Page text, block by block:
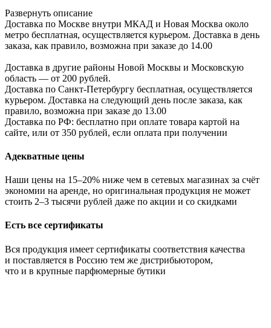
Развернуть описание
Доставка по Москве внутри МКАД и Новая Москва около
метро бесплатная, осуществляется курьером. Доставка в день
заказа, как правило, возможна при заказе до 14.00
Доставка в другие районы Новой Москвы и Московскую
область — от 200 рублей.
Доставка по Санкт-Петербургу бесплатная, осуществляется
курьером. Доставка на следующий день после заказа, как
правило, возможна при заказе до 13.00
Доставка по РФ: бесплатно при оплате товара картой на
сайте, или от 350 рублей, если оплата при получении
Адекватные цены
Наши цены на 15–20% ниже чем в сетевых магазинах за счёт
экономии на аренде, но оригинальная продукция не может
стоить 2–3 тысячи рублей даже по акции и со скидками
Есть все сертификаты
Вся продукция имеет сертификаты соответствия качества
и поставляется в Россию тем же дистрибьютором,
что и в крупные парфюмерные бутики